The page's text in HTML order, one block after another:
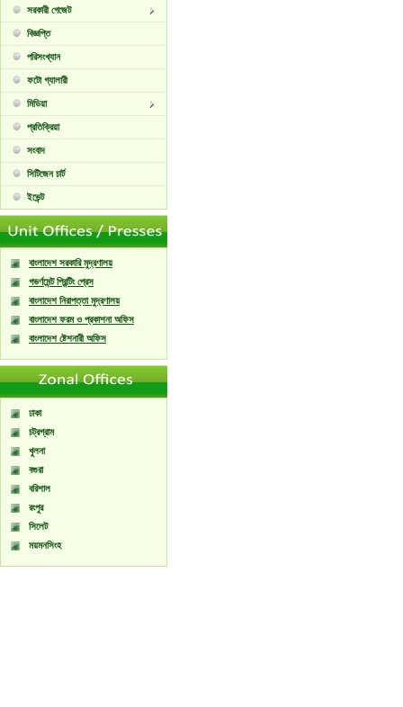
সরকারী গেজেট
বিজ্ঞপ্তি
পরিসংখ্যান
ফটো গ্যালারী
মিডিয়া
প্রতিক্রিয়া
সংবাদ
সিটিজেন চার্ট
ইভেন্ট
বাংলাদেশ সরকারি মুদ্রণালয়
গভর্ণমেন্ট প্রিন্টিং প্রেস
বাংলাদেশ নিরাপত্তা মুদ্রণালয়
বাংলাদেশ ফরম ও প্রকাশনা অফিস
বাংলাদেশ ষ্টেশনারী অফিস
ঢাকা
চট্রগ্রাম
খুলনা
বগুরা
বরিশাল
রংপুর
সিলেট
ময়মনসিংহ